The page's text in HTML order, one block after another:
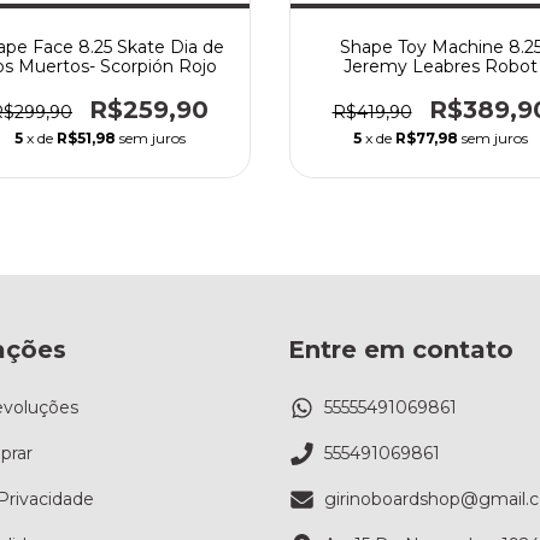
Face 8.25 Skate Dia de
Muertos- Scorpión Rojo
R$259,90
5 x de R$51,98 sem juros
Shape Toy Machine
Jeremy Leabres Robot
R$419,90
5 x de R$77,98 sem juros
Entre em contato
55555491069861
555491069861